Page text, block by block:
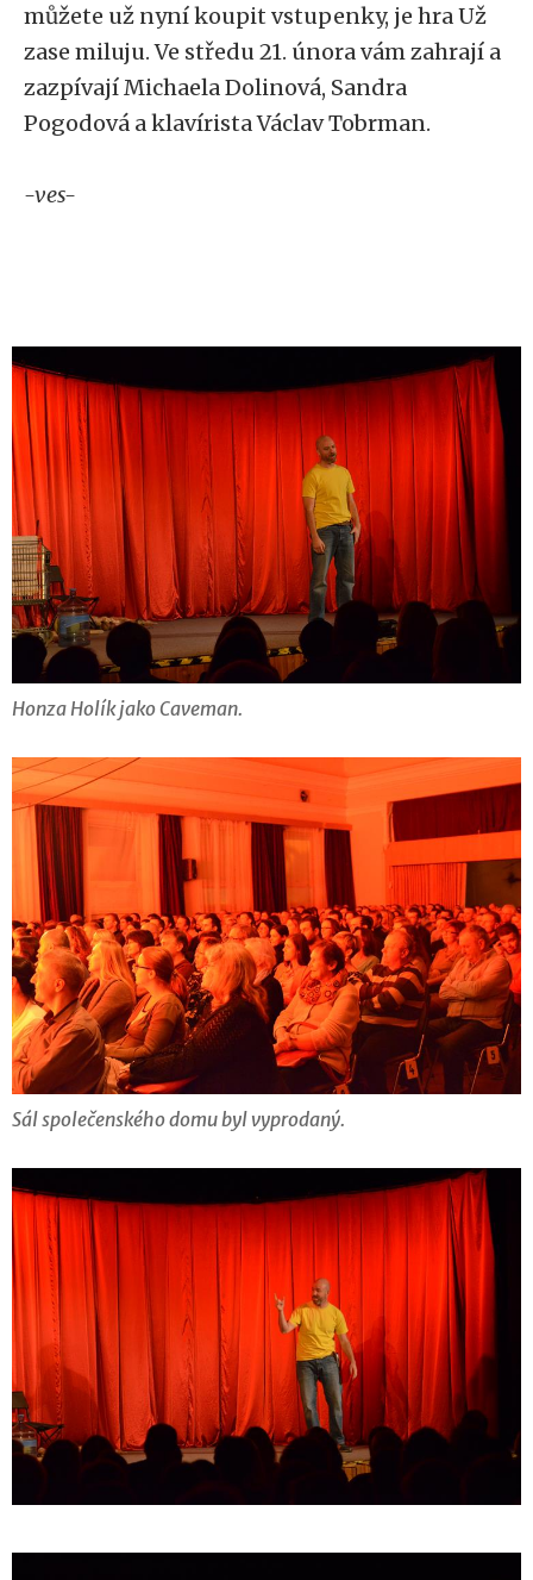
můžete už nyní koupit vstupenky, je hra Už
zase miluju. Ve středu 21. února vám zahrají a
zazpívají Michaela Dolinová, Sandra
Pogodová a klavírista Václav Tobrman.
-ves-
Honza Holík jako Caveman.
Sál společenského domu byl vyprodaný.